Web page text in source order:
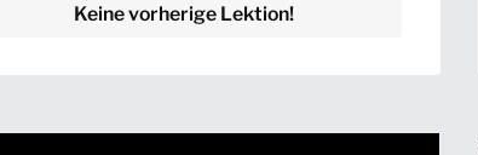
Keine vorherige Lektion!